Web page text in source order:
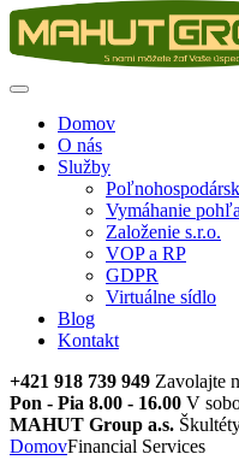
Domov
O nás
Služby
Vymáhanie
Založenie s.r.o.
VOP a RP
GDPR
Virtuálne sídlo
Blog
Kontakt
+421 918 739 949 Zavolajte
Pon - Pia 8.00 - 16.00 V
MAHUT Group a.s.
DomovFinancial Services